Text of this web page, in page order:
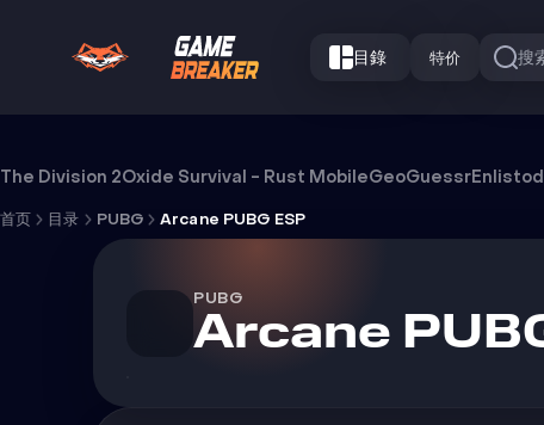
目錄 特价 搜
The Division 2Oxide Survival - Rust MobileGeoGuessrEnlistod
首页 目录 PUBG Arcane PUBG ESP
PUBG
Arcane